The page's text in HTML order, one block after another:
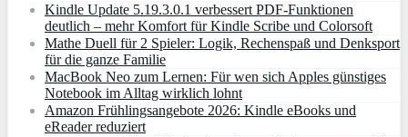
Kindle Update 5.19.3.0.1 verbessert PDF-Funktionen
deutlich – mehr Komfort für Kindle Scribe und Colorsoft
Mathe Duell für 2 Spieler: Logik, Rechenspaß und Denksport
für die ganze Familie
MacBook Neo zum Lernen: Für wen sich Apples günstiges
Notebook im Alltag wirklich lohnt
Amazon Frühlingsangebote 2026: Kindle eBooks und
eReader reduziert